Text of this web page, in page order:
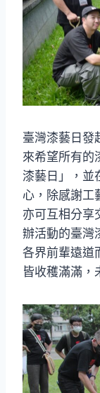
臺灣漆藝日發
來希望所有的
漆藝日」，並
心，除感謝工
亦可互相分享
辦活動的臺灣
各界前輩遠道
皆收穫滿滿，